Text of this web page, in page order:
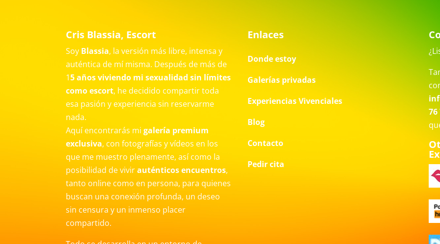
Cris Blassia, Escort
Soy Blassia, la versión más libre, intensa y
auténtica de mí misma. Después de más de
15 años viviendo mi sexualidad sin límites
como escort, he decidido compartir toda
esa pasión y experiencia sin reservarme
nada.
Aquí encontrarás migalería premium
exclusiva, con fotografías y vídeos en los
que me muestro plenamente, así como la
posibilidad de vivirauténticos encuentros,
tanto online como en persona, para quienes
buscan una conexión profunda, un deseo
sin censura y un inmenso placer
compartido.
Enlaces
Donde estoy
Galerías privadas
Experiencias Vivenciales
Blog
Contacto
Pedir cita
76